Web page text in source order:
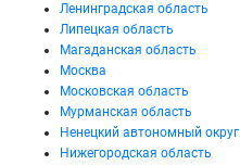
Ленинградская область
Липецкая область
Магаданская область
Москва
Московская область
Мурманская область
Ненецкий автономный округ
Нижегородская область